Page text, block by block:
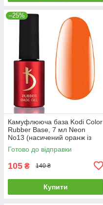
–25%
Камуфлююча база Kodi Color
Rubber Base, 7 мл Neon
No13 (насичений оранж із
шимером)
Готово до відправки
105 ₴ 140 ₴
Купити